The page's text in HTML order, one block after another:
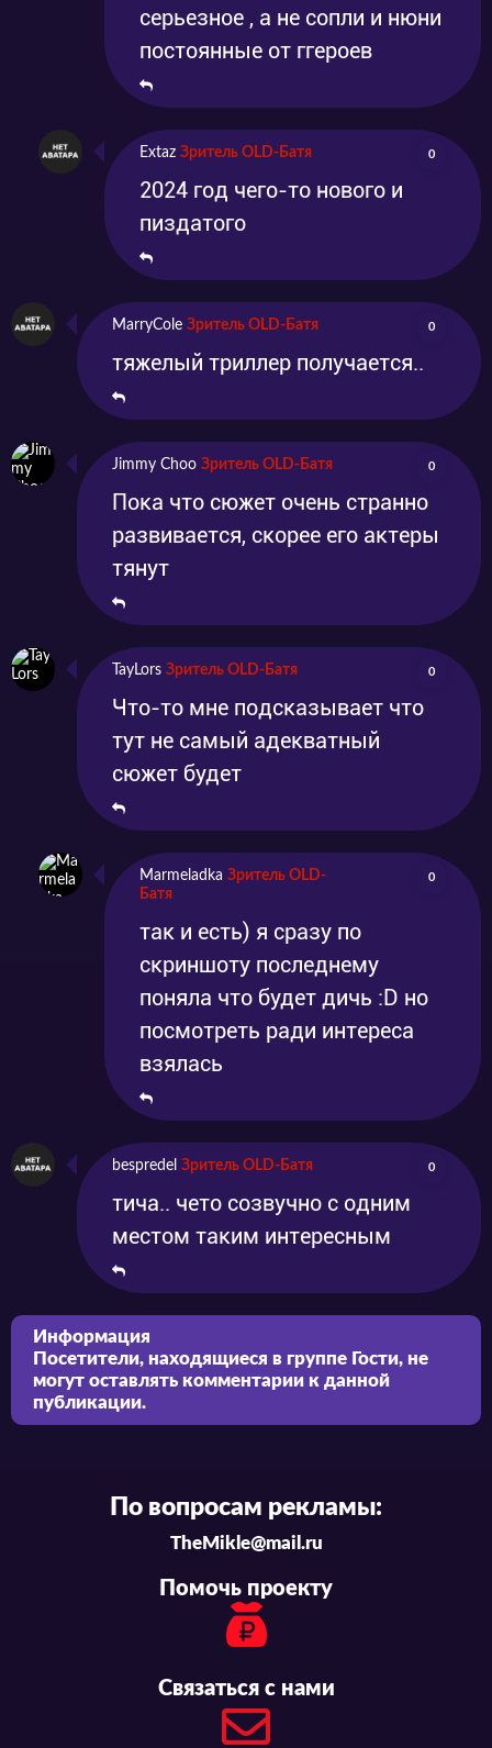
серьезное , а не сопли и нюни
постоянные от ггероев
Extaz Зритель OLD-Батя 0
2024 год чего-то нового и
пиздатого
MarryCole Зритель OLD-Батя 0
тяжелый триллер получается..
Jimmy Choo Зритель OLD-Батя 0
Пока что сюжет очень странно
развивается, скорее его актеры
тянут
TayLors Зритель OLD-Батя 0
Что-то мне подсказывает что
тут не самый адекватный
сюжет будет
Marmeladka Зритель OLD-
Батя
0
так и есть) я сразу по
скриншоту последнему
поняла что будет дичь :D но
посмотреть ради интереса
взялась
bespredel Зритель OLD-Батя 0
тича.. чето созвучно с одним
местом таким интересным
Информация
Посетители, находящиеся в группе Гости, не
могут оставлять комментарии к данной
публикации.
По вопросам рекламы:
TheMikle@mail.ru
Помочь проекту
Связаться с нами